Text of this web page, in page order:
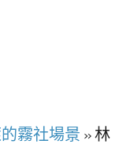
霧社場景 »林